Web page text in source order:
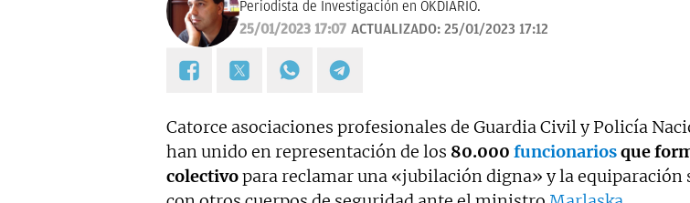
Periodista de Investigación en OKDIARIO.
25/01/2023 17:07 ACTUALIZADO: 25/01/2023 17:12
Catorce asociaciones profesionales de Guardia Civil y Policía
han unido en representación de los 80.000 funcionariosque
colectivopara reclamar una «jubilación digna» y la equiparación